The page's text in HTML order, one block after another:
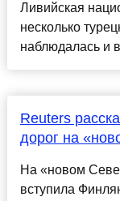
Ливийская
несколько
наблюдалась и
Reuters
дорог на
На «новом
вступила